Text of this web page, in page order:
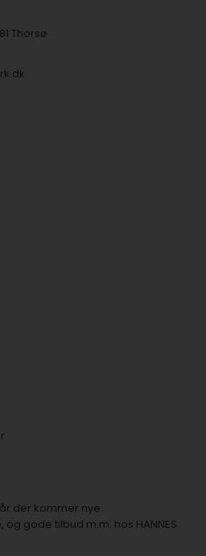
Thorsø
der kommer nye
gode tilbud m.m. hos HANNES